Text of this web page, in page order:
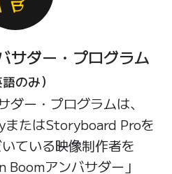
サダー・ プログラム
語のみ）
ダー・ プログラムは、
またはStoryboard Proを
ている映像制作者を
Boomアンバサダー」